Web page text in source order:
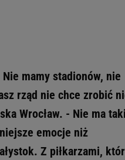
mamy stadionów, nie
rząd nie chce zrobić
Wrocław. - Nie ma
emocje niż
Z piłkarzami,